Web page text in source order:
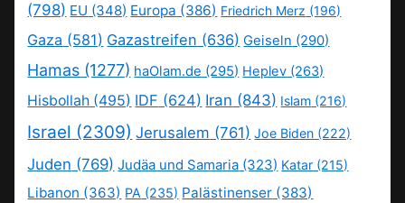
(798) EU (348) Europa (386) Friedrich Merz (196)
Gaza (581) Gazastreifen (636) Geiseln (290)
Hamas (1277) haOlam.de (295) Heplev (263)
Hisbollah (495) IDF (624) Iran (843) Islam (216)
Israel (2309) Jerusalem (761) Joe Biden (222)
Juden (769) Judäa und Samaria (323) Katar (215)
Libanon (363) PA (235) Palästinenser (383)